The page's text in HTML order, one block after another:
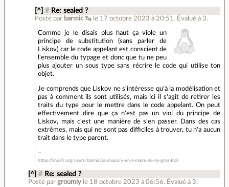
[^] # Re: sealed ?
Posté par barmic 🦦 le 17 octobre 2023 à 20:51 . Évalué à 3.
Comme je le disais plus haut ça viole un
principe de substitution (sans parler de
Liskov) car le code appelant est conscient de
l'ensemble du typage et donc que tu ne peu
plus ajouter un sous type sans récrire le code qui utilise ton
objet.
Je comprends que Liskov ne s'intéresse qu'à la modélisation et
pas à comment ils sont utilisés, mais ici il s'agit de retirer les
traits du type pour le mettre dans le code appelant. On peut
effectivement dire que ça n'est pas un viol du principe de
Liskov, mais c'est une manière de s'en passer. Dans des cas
extrêmes, mais qui ne sont pas difficiles à trouver, tu n'a aucun
trait dans le type parent.
https://linuxfr.org/users/barmic/journaux/y-en-a-marre-de-ce-gros-troll
[^] # Re: sealed ?
Posté pargroumly le 18 octobre 2023 à 06:56. Évalué à 3.